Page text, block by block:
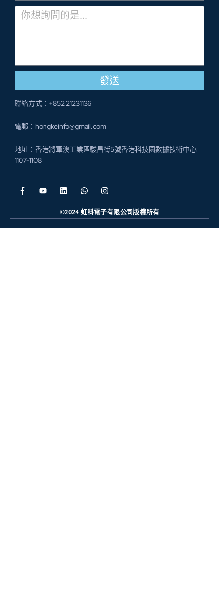
發送
聯絡方式：+852 21231136
電郵： hongkeinfo@gmail.com
地址：香港將軍澳工業區駿昌街5號香港科技園數據技術中心
1107-1108
©2024 虹科電子有限公司版權所有